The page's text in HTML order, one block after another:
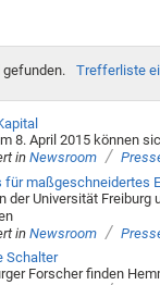
Trefferliste
8. April 2015 können
in Newsroom /
für maßgeschneidertes
der Universität
in Newsroom /
Schalter
Forscher finden